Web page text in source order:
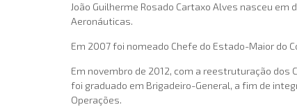
João Guilherme Rosado Cartaxo Alves nasceu
Aeronáuticas.
Em 2007 foi nomeado Chefe do Estado-Maior do
Em novembro de 2012, com a reestruturação dos
foi graduado em Brigadeiro-General, a fim de
Operações.